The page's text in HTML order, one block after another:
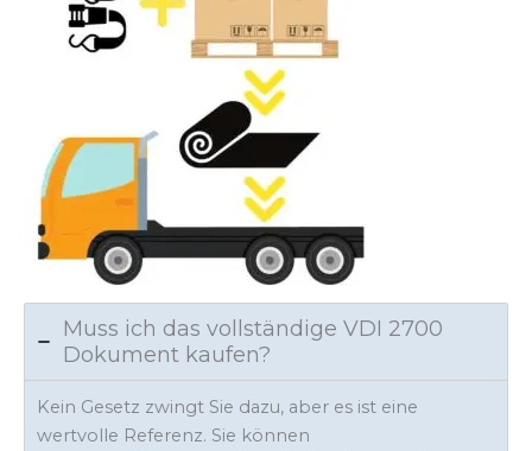
Muss ich das vollständige VDI 2700
Dokument kaufen?
Kein Gesetz zwingt Sie dazu, aber es ist eine
wertvolle Referenz. Sie können